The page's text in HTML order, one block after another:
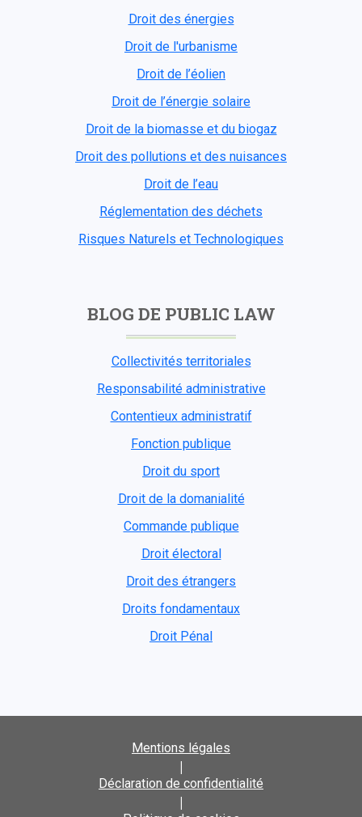
Droit des énergies
Droit de l'urbanisme
Droit de l’éolien
Droit de l’énergie solaire
Droit de la biomasse et du biogaz
Droit des pollutions et des nuisances
Droit de l’eau
Réglementation des déchets
Risques Naturels et Technologiques
BLOG DE PUBLIC LAW
Collectivités territoriales
Responsabilité administrative
Contentieux administratif
Fonction publique
Droit du sport
Droit de la domanialité
Commande publique
Droit électoral
Droit des étrangers
Droits fondamentaux
Droit Pénal
Mentions légales
|
Déclaration de confidentialité
|